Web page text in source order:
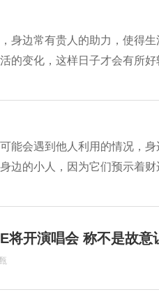
身边常有贵人的助力，使得
的变化，这样日子才会有所好
能会遇到他人利用的情况，
边的小人，因为它们预示着
将开演唱会 称不是故意